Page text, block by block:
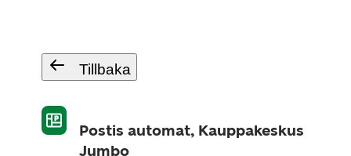
Tillbaka
Postis automat, Kauppakeskus
Jumbo